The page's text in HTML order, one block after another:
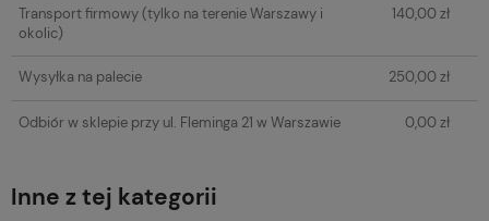
Transport firmowy(tylko na terenie Warszawy i
okolic)
140,00 zł
Wysyłka na palecie 250,00 zł
Odbiór w sklepie przy ul. Fleminga 21 w Warszawie 0,00 zł
Inne z tej kategorii